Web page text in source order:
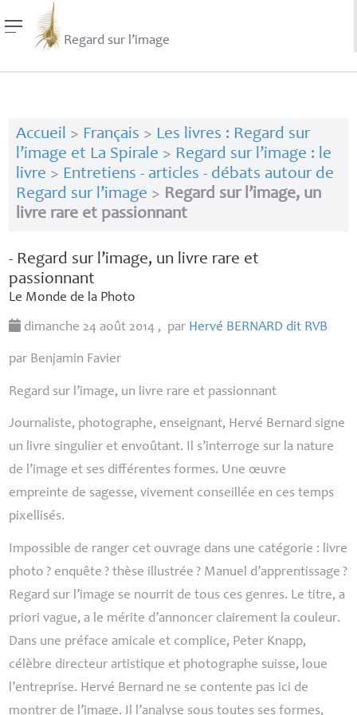
Regard sur l’image
Accueil > Français > Les livres : Regard sur
l’image et La Spirale > Regard sur l’image : le
livre > Entretiens - articles - débats autour de
Regard sur l’image > Regard sur l’image, un
livre rare et passionnant
- Regard sur l’image, un livre rare et
passionnant
Le Monde de la Photo
dimanche 24 août 2014 , par Hervé BERNARD dit RVB
par Benjamin Favier
Regard sur l’image, un livre rare et passionnant
Journaliste, photographe, enseignant, Hervé Bernard signe
un livre singulier et envoûtant. Il s’interroge sur la nature
de l’image et ses différentes formes. Une œuvre
empreinte de sagesse, vivement conseillée en ces temps
pixellisés.
Impossible de ranger cet ouvrage dans une catégorie : livre
photo ? enquête ? thèse illustrée ? Manuel d’apprentissage ?
Regard sur l’image se nourrit de tous ces genres. Le titre, a
priori vague, a le mérite d’annoncer clairement la couleur.
Dans une préface amicale et complice, Peter Knapp,
célèbre directeur artistique et photographe suisse, loue
l’entreprise. Hervé Bernard ne se contente pas ici de
montrer de l’image. Il l’analyse sous toutes ses formes,